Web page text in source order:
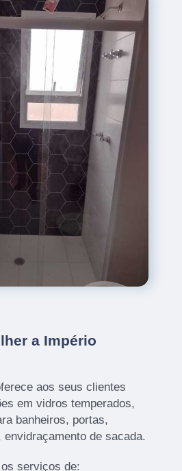
a Império
aos seus clientes
em vidros temperados,
banheiros, portas,
envidraçamento de sacada.
serviços de: